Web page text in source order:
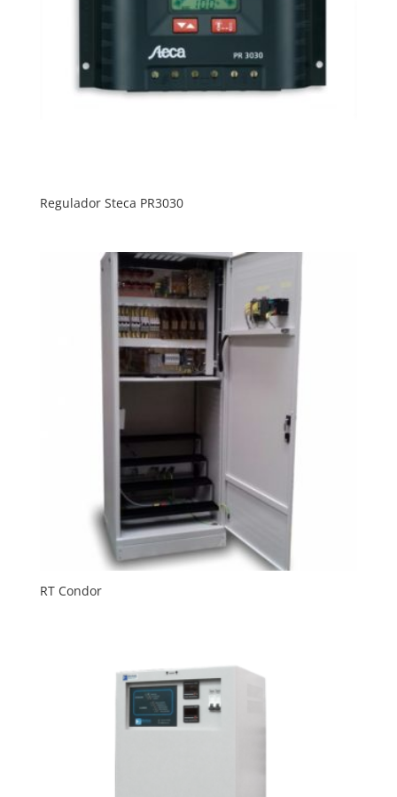
Regulador Steca PR3030
RT Condor